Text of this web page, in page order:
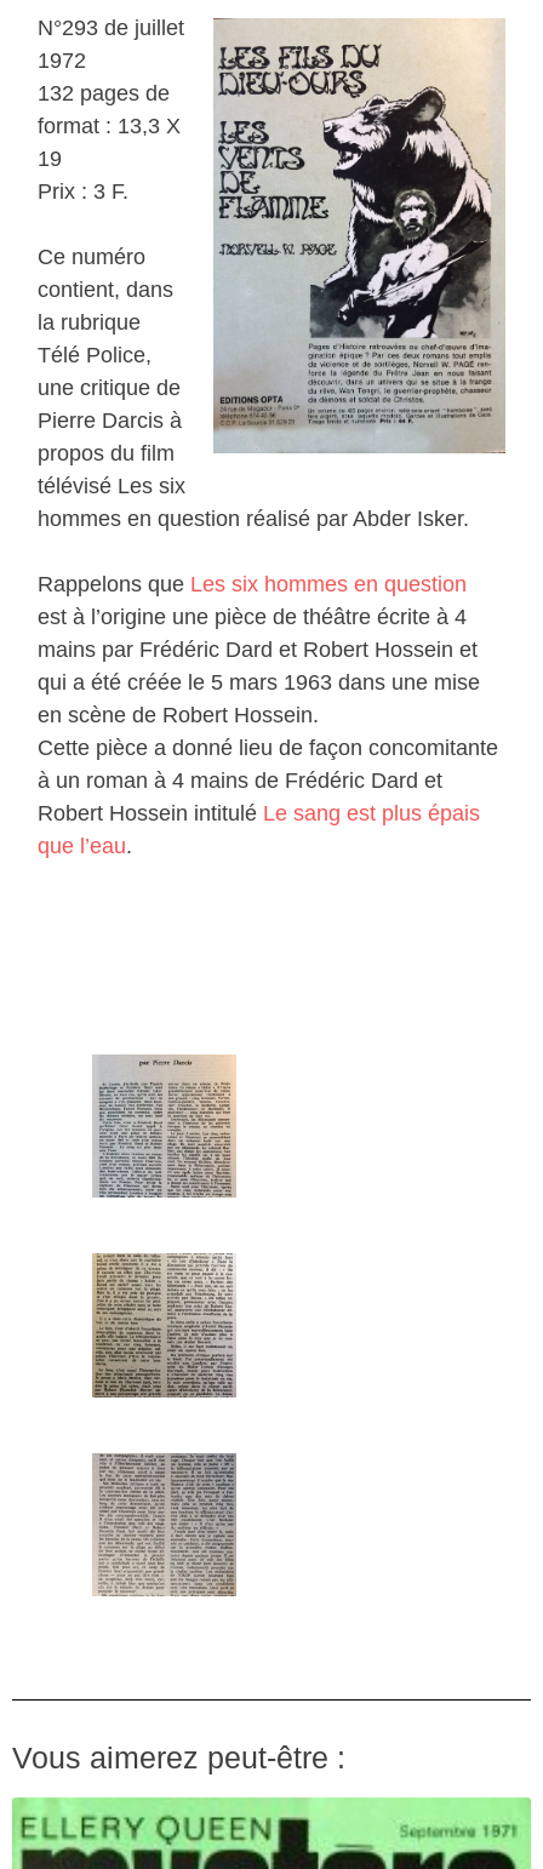
N°293 de juillet
1972
132 pages de
format : 13,3 X
19
Prix : 3 F.
Ce numéro
contient, dans
la rubrique
Télé Police,
une critique de
Pierre Darcis à
propos du film
télévisé Les six
hommes en question réalisé par Abder Isker.
Rappelons que Les six hommes en question
est à l’origine une pièce de théâtre écrite à 4
mains par Frédéric Dard et Robert Hossein et
qui a été créée le 5 mars 1963 dans une mise
en scène de Robert Hossein.
Cette pièce a donné lieu de façon concomitante
à un roman à 4 mains de Frédéric Dard et
Robert Hossein intitulé Le sang est plus épais
que l’eau.
Vous aimerez peut-être :